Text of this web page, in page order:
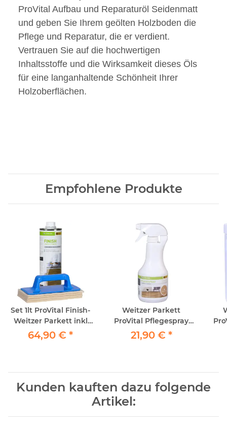
ProVital Aufbau und Reparaturöl Seidenmatt
und geben Sie Ihrem geölten Holzboden die
Pflege und Reparatur, die er verdient.
Vertrauen Sie auf die hochwertigen
Inhaltsstoffe und die Wirksamkeit dieses Öls
für eine langanhaltende Schönheit Ihrer
Holzoberflächen.
Empfohlene Produkte
Set 1lt ProVital Finish-
Weitzer Parkett inkl
1xPadhalter und 4x
Schafwollpad
64,90 € *
Weitzer Parkett
ProVital Pflegespray
Transparent 500ml
21,90 € *
Kunden kauften dazu folgende
Artikel: